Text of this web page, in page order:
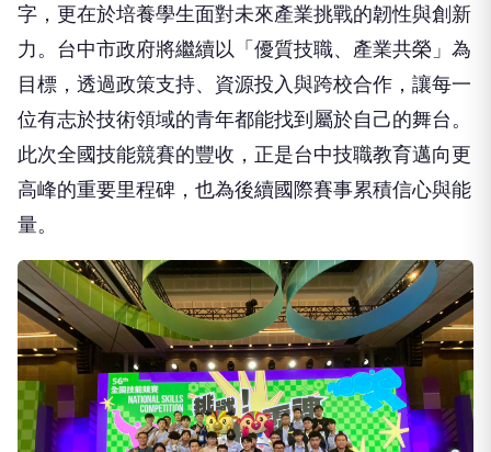
力。台中市政府將繼續以「優質技職、產業共榮」為
目標，透過政策支持、資源投入與跨校合作，讓每一
位有志於技術領域的青年都能找到屬於自己的舞台。
此次全國技能競賽的豐收，正是台中技職教育邁向更
高峰的重要里程碑，也為後續國際賽事累積信心與能
量。